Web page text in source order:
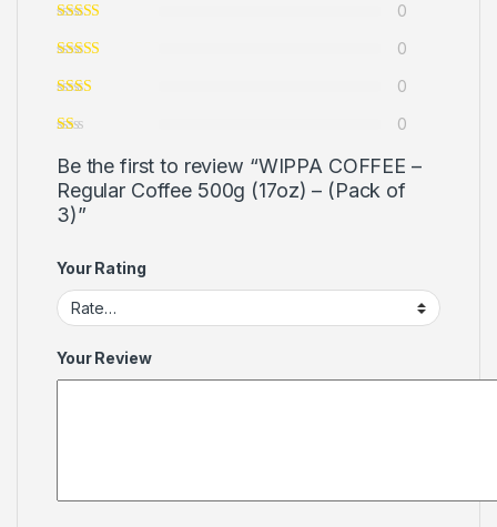
0
0
0
0
Be the first to review “WIPPA COFFEE –
Regular Coffee 500g (17oz) – (Pack of
3)”
Your Rating
Your Review